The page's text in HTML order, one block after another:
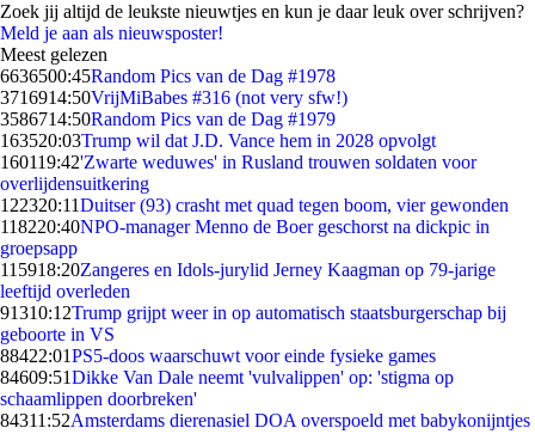
Zoek jij altijd de leukste nieuwtjes en kun je daar leuk over schrijven?
Meld je aan als nieuwsposter!
Meest gelezen
6636500:45Random Pics van de Dag #1978
3716914:50VrijMiBabes #316 (not very sfw!)
3586714:50Random Pics van de Dag #1979
163520:03Trump wil dat J.D. Vance hem in 2028 opvolgt
160119:42'Zwarte weduwes' in Rusland trouwen soldaten voor
overlijdensuitkering
122320:11Duitser (93) crasht met quad tegen boom, vier gewonden
118220:40NPO-manager Menno de Boer geschorst na dickpic in
groepsapp
115918:20Zangeres en Idols-jurylid Jerney Kaagman op 79-jarige
leeftijd overleden
91310:12Trump grijpt weer in op automatisch staatsburgerschap bij
geboorte in VS
88422:01PS5-doos waarschuwt voor einde fysieke games
84609:51Dikke Van Dale neemt 'vulvalippen' op: 'stigma op
schaamlippen doorbreken'
84311:52Amsterdams dierenasiel DOA overspoeld met babykonijntjes